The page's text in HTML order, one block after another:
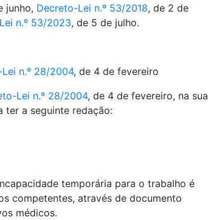
junho, Decreto-Lei n.º 53/2018, de 2 de
n.º 53/2023, de 5 de julho.
n.º 28/2004, de 4 de fevereiro
Lei n.º 28/2004, de 4 de fevereiro, na sua
ter a seguinte redação:
temporária para o trabalho é
competentes, através de documento
médicos.